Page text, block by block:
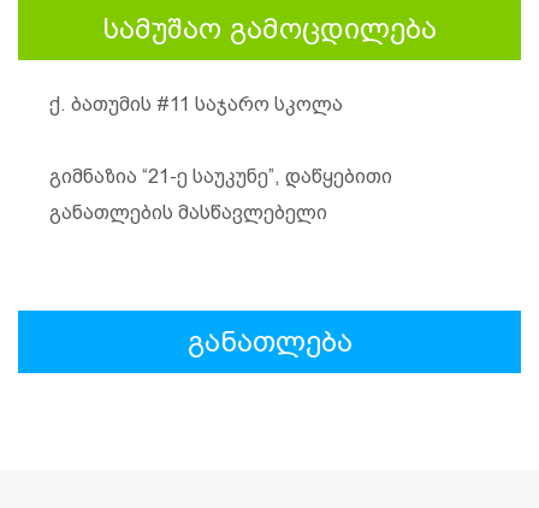
სამუშაო გამოცდილება
ქ. ბათუმის #11 საჯარო სკოლა
გიმნაზია “21-ე საუკუნე”, დაწყებითი
განათლების მასწავლებელი
განათლება